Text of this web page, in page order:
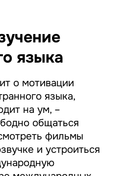
языка
о мотивации
языка,
на ум, –
общаться
фильмы
и устроиться